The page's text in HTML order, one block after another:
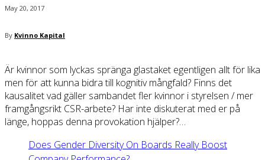
May 20, 2017
By Kvinno Kapital
Är kvinnor som lyckas spränga glastaket egentligen allt för lika
men för att kunna bidra till kognitiv mångfald? Finns det
kausalitet vad gäller sambandet fler kvinnor i styrelsen / mer
framgångsrikt CSR-arbete? Har inte diskuterat med er på
länge, hoppas denna provokation hjälper?…
Does Gender Diversity On Boards Really Boost